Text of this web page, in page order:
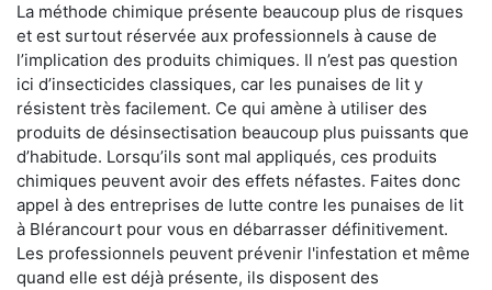
La méthode chimique présente beaucoup plus de risques
et est surtout réservée aux professionnels à cause de
l’implication des produits chimiques. Il n’est pas question
ici d’insecticides classiques, car les punaises de lit y
résistent très facilement. Ce qui amène à utiliser des
produits de désinsectisation beaucoup plus puissants que
d’habitude. Lorsqu’ils sont mal appliqués, ces produits
chimiques peuvent avoir des effets néfastes. Faites donc
appel à des entreprises de lutte contre les punaises de lit
à Blérancourt pour vous en débarrasser définitivement.
Les professionnels peuvent prévenir l'infestation et même
quand elle est déjà présente, ils disposent des